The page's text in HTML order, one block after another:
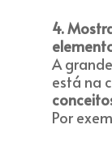
4.
A
está na
Por